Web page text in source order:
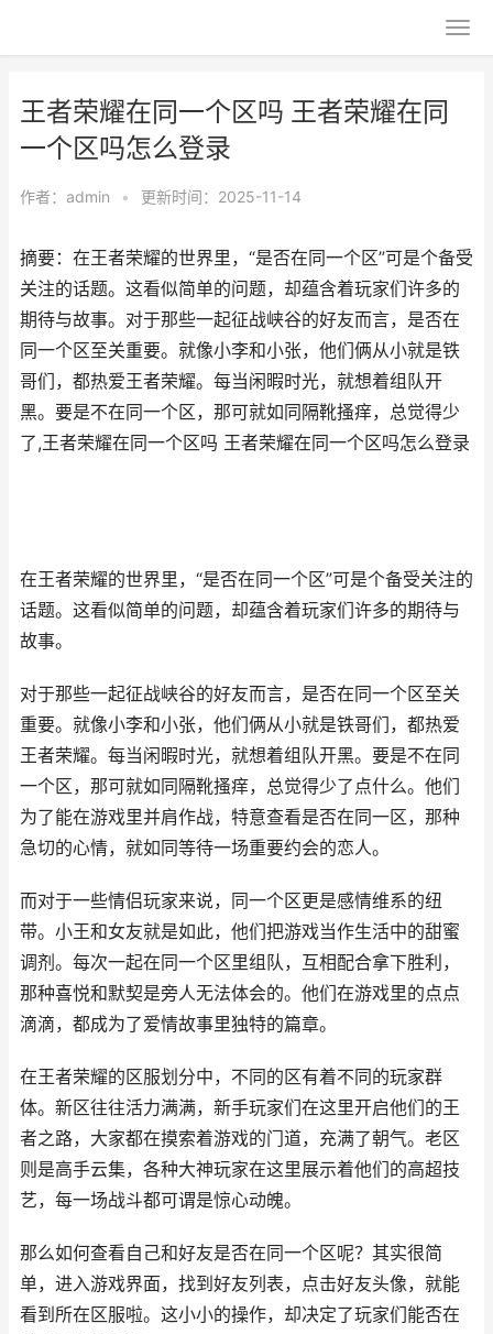
王者荣耀在同一个区吗 王者荣耀在同
一个区吗怎么登录
作者： admin • 更新时间：2025-11-14
摘要：在王者荣耀的世界里，“是否在同一个区”可是个备受
关注的话题。这看似简单的问题，却蕴含着玩家们许多的
期待与故事。对于那些一起征战峡谷的好友而言，是否在
同一个区至关重要。就像小李和小张，他们俩从小就是铁
哥们，都热爱王者荣耀。每当闲暇时光，就想着组队开
黑。要是不在同一个区，那可就如同隔靴搔痒，总觉得少
了,王者荣耀在同一个区吗 王者荣耀在同一个区吗怎么登录
在王者荣耀的世界里，“是否在同一个区”可是个备受关注的
话题。这看似简单的问题，却蕴含着玩家们许多的期待与
故事。
对于那些一起征战峡谷的好友而言，是否在同一个区至关
重要。就像小李和小张，他们俩从小就是铁哥们，都热爱
王者荣耀。每当闲暇时光，就想着组队开黑。要是不在同
一个区，那可就如同隔靴搔痒，总觉得少了点什么。他们
为了能在游戏里并肩作战，特意查看是否在同一区，那种
急切的心情，就如同等待一场重要约会的恋人。
而对于一些情侣玩家来说，同一个区更是感情维系的纽
带。小王和女友就是如此，他们把游戏当作生活中的甜蜜
调剂。每次一起在同一个区里组队，互相配合拿下胜利，
那种喜悦和默契是旁人无法体会的。他们在游戏里的点点
滴滴，都成为了爱情故事里独特的篇章。
在王者荣耀的区服划分中，不同的区有着不同的玩家群
体。新区往往活力满满，新手玩家们在这里开启他们的王
者之路，大家都在摸索着游戏的门道，充满了朝气。老区
则是高手云集，各种大神玩家在这里展示着他们的高超技
艺，每一场战斗都可谓是惊心动魄。
那么如何查看自己和好友是否在同一个区呢？其实很简
单，进入游戏界面，找到好友列表，点击好友头像，就能
看到所在区服啦。这小小的操作，却决定了玩家们能否在